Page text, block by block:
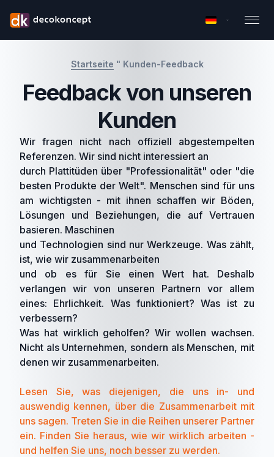
Startseite " Kunden-Feedback
Feedback von unseren
Kunden
Wir fragen nicht nach offiziell abgestempelten
Referenzen. Wir sind nicht interessiert an
durch Plattitüden über "Professionalität" oder "die
besten Produkte der Welt". Menschen sind für uns
am wichtigsten - mit ihnen schaffen wir Böden,
Lösungen und Beziehungen, die auf Vertrauen
basieren. Maschinen
und Technologien sind nur Werkzeuge. Was zählt,
ist, wie wir zusammenarbeiten
und ob es für Sie einen Wert hat. Deshalb
verlangen wir von unseren Partnern vor allem
eines: Ehrlichkeit. Was funktioniert? Was ist zu
verbessern?
Was hat wirklich geholfen? Wir wollen wachsen.
Nicht als Unternehmen, sondern als Menschen, mit
denen wir zusammenarbeiten.
Lesen Sie, was diejenigen, die uns in- und
auswendig kennen, über die Zusammenarbeit mit
uns sagen. Treten Sie in die Reihen unserer Partner
ein. Finden Sie heraus, wie wir wirklich arbeiten -
und helfen Sie uns, noch besser zu werden.